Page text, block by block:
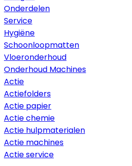
Onderdelen
Service
Hygiëne
Schoonloopmatten
Vloeronderhoud
Onderhoud Machines
Actie
Actiefolders
Actie papier
Actie chemie
Actie hulpmaterialen
Actie machines
Actie service